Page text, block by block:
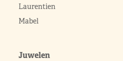
Laurentien
Mabel
Juwelen